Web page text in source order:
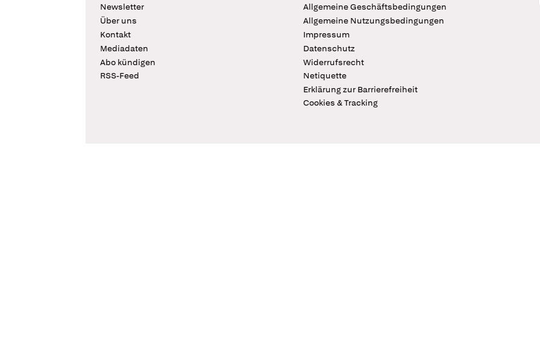
Newsletter
Über uns
Kontakt
Mediadaten
Abo kündigen
RSS-Feed
Allgemeine Geschäftsbedingungen
Allgemeine Nutzungsbedingungen
Impressum
Datenschutz
Widerrufsrecht
Netiquette
Erklärung zur Barrierefreiheit
Cookies & Tracking